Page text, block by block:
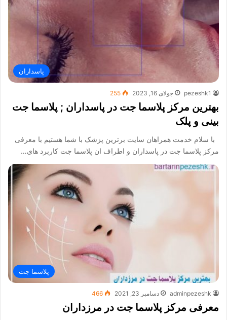
پاسداران
pezeshk1 جولای 16, 2023 255
بهترین مرکز پلاسما جت در پاسداران ; پلاسما جت
بینی و پلک
با سلام خدمت همراهان سایت برترین پزشک با شما هستیم با معرفی
مرکز پلاسما جت در پاسداران و اطراف ان پلاسما جت کاربرد های…
پلاسما جت
adminpezeshk دسامبر 23, 2021 466
معرفی مرکز پلاسما جت در مرزداران